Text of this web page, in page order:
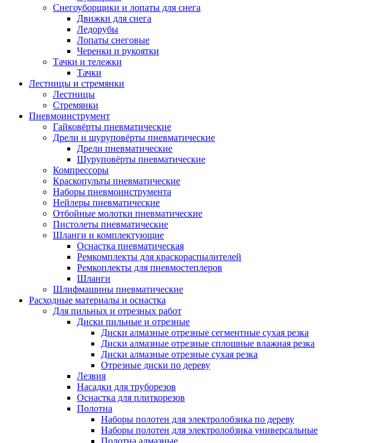
Снегоуборщики и лопаты для снега
Движки для снега
Ледорубы
Лопаты снеговые
Черенки и рукоятки
Тачки и тележки
Тачки
Лестницы и стремянки
Лестницы
Стремянки
Пневмоинструмент
Гайковёрты пневматические
Дрели и шуруповёрты пневматические
Дрели пневматические
Шуруповёрты пневматические
Компрессоры
Краскопульты пневматические
Наборы пневмоинструмента
Нейлеры пневматические
Отбойные молотки пневматические
Пистолеты пневматические
Шланги и комплектующие
Оснастка пневматическая
Ремкомплекты для краскораспылителей
Ремкоплекты для пневмостеплеров
Шланги
Шлифмашины пневматические
Расходные материалы и оснастка
Для пильных и отрезных работ
Диски пильные и отрезные
Диски алмазные отрезные сегментные сухая резка
Диски алмазные отрезные сплошные влажная резка
Диски алмазные отрезные сухая резка
Отрезные диски по дереву
Лезвия
Насадки для труборезов
Оснастка для плиткорезов
Полотна
Наборы полотен для электролобзика по дереву
Наборы полотен для электролобзика универсальные
Полотна алмазные